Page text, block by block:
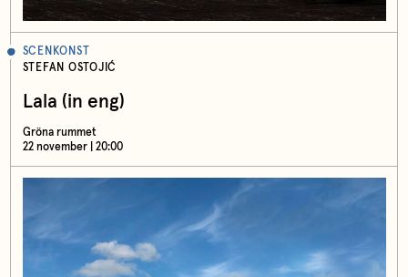
SCENKONST
STEFAN OSTOJIĆ
Lala (in eng)
Gröna rummet
22 november | 20:00